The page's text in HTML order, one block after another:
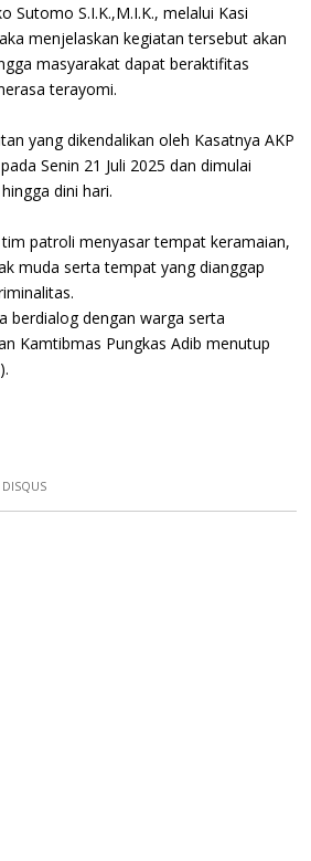
Sutomo S.I.K.,M.I.K., melalui Kasi
menjelaskan kegiatan tersebut akan
masyarakat dapat beraktifitas
terayomi.
yang dikendalikan oleh Kasatnya AKP
Senin 21 Juli 2025 dan dimulai
dini hari.
patroli menyasar tempat keramaian,
muda serta tempat yang dianggap
berdialog dengan warga serta
Kamtibmas Pungkas Adib menutup
DISQUS